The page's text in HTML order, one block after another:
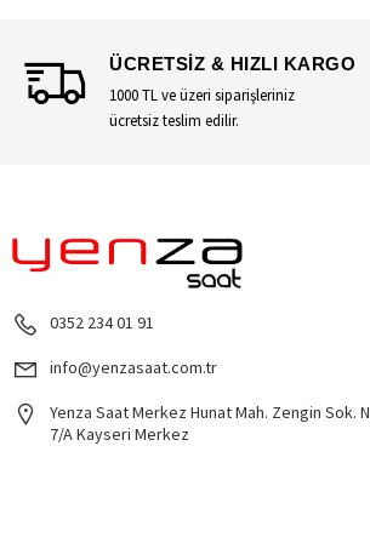
ÜCRETSİZ & HIZLI KARGO
1000 TL ve üzeri siparişleriniz
ücretsiz teslim edilir.
0352 234 01 91
info@yenzasaat.com.tr
Yenza Saat Merkez Hunat Mah. Zengin Sok.
7/A Kayseri Merkez